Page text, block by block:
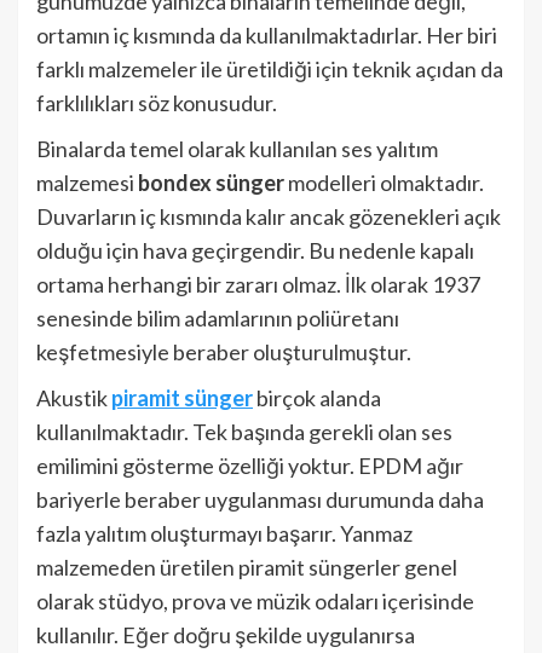
ortamın iç kısmında da kullanılmaktadırlar. Her biri
farklı malzemeler ile üretildiği için teknik açıdan da
farklılıkları söz konusudur.
Binalarda temel olarak kullanılan ses yalıtım
malzemesi bondex süngermodelleri olmaktadır.
Duvarların iç kısmında kalır ancak gözenekleri açık
olduğu için hava geçirgendir. Bu nedenle kapalı
ortama herhangi bir zararı olmaz. İlk olarak 1937
senesinde bilim adamlarının poliüretanı
keşfetmesiyle beraber oluşturulmuştur.
Akustikpiramit süngerbirçok alanda
kullanılmaktadır. Tek başında gerekli olan ses
emilimini gösterme özelliği yoktur. EPDM ağır
bariyerle beraber uygulanması durumunda daha
fazla yalıtım oluşturmayı başarır. Yanmaz
malzemeden üretilen piramit süngerler genel
olarak stüdyo, prova ve müzik odaları içerisinde
kullanılır. Eğer doğru şekilde uygulanırsa